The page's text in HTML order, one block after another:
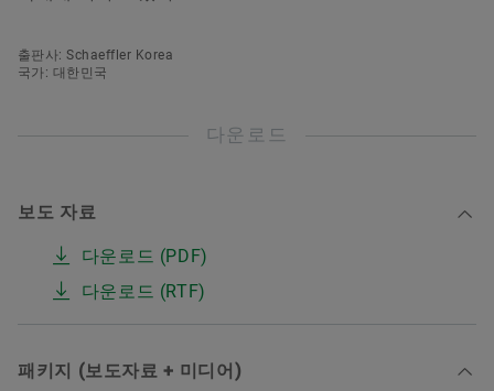
출판사: Schaeffler Korea
국가: 대한민국
다운로드
보도 자료
다운로드 (PDF)
다운로드 (RTF)
패키지 (보도자료 + 미디어)